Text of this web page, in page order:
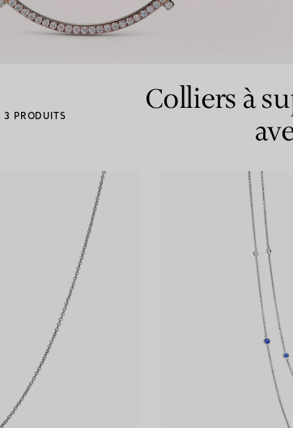
Alliances pour hommes
avec un expert en diamants
3 PRODUITS
Colliers à